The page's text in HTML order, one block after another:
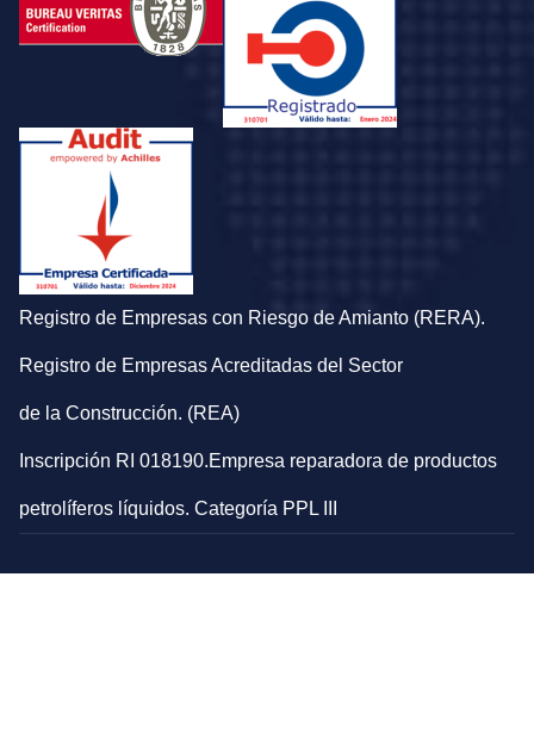
Registro de Empresas con Riesgo de Amianto (RERA).
Registro de Empresas Acreditadas del Sector
de la Construcción. (REA)
Inscripción RI 018190.Empresa reparadora de productos
petrolíferos líquidos. Categoría PPL III